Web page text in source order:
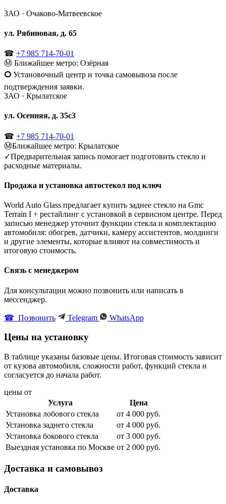
ЗАО · Очаково-Матвеевское
ул. Рябиновая, д. 65
☎ +7 985 714-70-01
Ⓜ Ближайшее метро: Озёрная
🞅 Установочный центр и точка самовывоза после
подтверждения заявки.
ЗАО · Крылатское
ул. Осенняя, д. 35с3
☎ +7 985 714-70-01
ⓂБлижайшее метро: Крылатское
✓Предварительная запись помогает подготовить стекло и
расходные материалы.
Продажа и установка автостекол под ключ
World Auto Glass предлагает купить заднее стекло на Gmc
Terrain I + рестайлинг с установкой в сервисном центре. Перед
записью менеджер уточнит функции стекла и комплектацию
автомобиля: обогрев, датчики, камеру ассистентов, молдинги
и другие элементы, которые влияют на совместимость и
итоговую стоимость.
Связь с менеджером
Для консультации можно позвонить или написать в
мессенджер.
☎ Позвонить Telegram WhatsApp
Цены на установку
В таблице указаны базовые цены. Итоговая стоимость зависит
от кузова автомобиля, сложности работ, функций стекла и
согласуется до начала работ.
цены от
Услуга
Цена
Установка лобового стекла
от 4 000 руб.
Установка заднего стекла
от 4 000 руб.
Установка бокового стекла
от 3 000 руб.
Выездная установка по Москве от 2 000 руб.
Доставка и самовывоз
Доставка